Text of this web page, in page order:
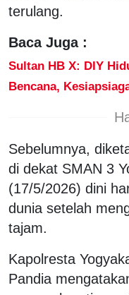
terulang.
Baca Juga :
Sultan HB X: DIY
Bencana,
Sebelumnya,
di dekat SMAN 3
(17/5/2026) dini
dunia setelah
tajam.
Kapolresta
Pandia